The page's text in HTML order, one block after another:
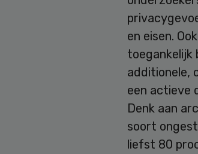
en eisen.
toegankelijk
additionele,
een actieve
Denk aan
soort
liefst 80